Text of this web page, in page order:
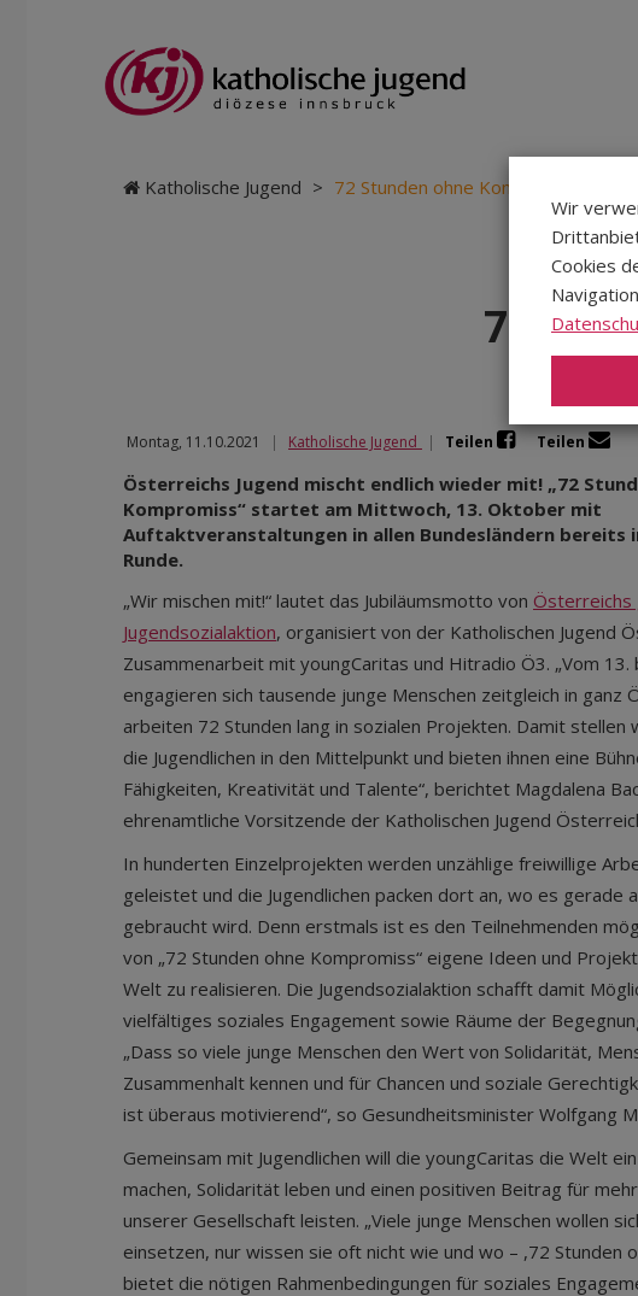
Katholische Jugend > 72 Stunden ohne Kompromiss
72
Montag, 11.10.2021 | Katholische Jugend | Teilen Teilen
Österreichs Jugend mischt endlich wieder mit! „72
Kompromiss“ startet am Mittwoch, 13. Oktober mit
Auftaktveranstaltungen in allen Bundesländern bereits
Runde.
„Wir mischen mit!“ lautet das Jubiläumsmotto von
Jugendsozialaktion, organisiert von der Katholischen Jugend
Zusammenarbeit mit youngCaritas und Hitradio Ö3. „Vom
engagieren sich tausende junge Menschen zeitgleich in ganz
arbeiten 72 Stunden lang in sozialen Projekten. Damit stellen
die Jugendlichen in den Mittelpunkt und bieten ihnen eine
Fähigkeiten, Kreativität und Talente“, berichtet Magdalena
ehrenamtliche Vorsitzende der Katholischen Jugend
In hunderten Einzelprojekten werden unzählige freiwillige
geleistet und die Jugendlichen packen dort an, wo es gerade
gebraucht wird. Denn erstmals ist es den Teilnehmenden
von „72 Stunden ohne Kompromiss“ eigene Ideen und
Welt zu realisieren. Die Jugendsozialaktion schafft damit
vielfältiges soziales Engagement sowie Räume der
„Dass so viele junge Menschen den Wert von Solidarität,
Zusammenhalt kennen und für Chancen und soziale
ist überaus motivierend“, so Gesundheitsminister Wolfgang
Gemeinsam mit Jugendlichen will die youngCaritas die Welt
machen, Solidarität leben und einen positiven Beitrag für
unserer Gesellschaft leisten. „Viele junge Menschen wollen
einsetzen, nur wissen sie oft nicht wie und wo – ,72 Stunden
bietet die nötigen Rahmenbedingungen für soziales
Wir
Cookies